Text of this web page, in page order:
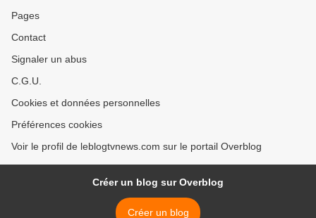
Pages
Contact
Signaler un abus
C.G.U.
Cookies et données personnelles
Préférences cookies
Voir le profil de leblogtvnews.com sur le portail Overblog
Créer un blog sur Overblog
Créer un blog